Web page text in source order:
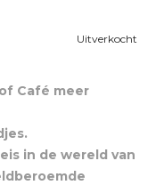
Uitverkocht
Café meer
in de wereld van